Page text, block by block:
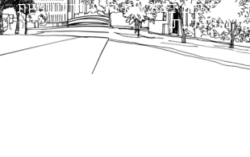
זה הקבוע בהוראות הדין הרלוונטיות
מעת לעת.